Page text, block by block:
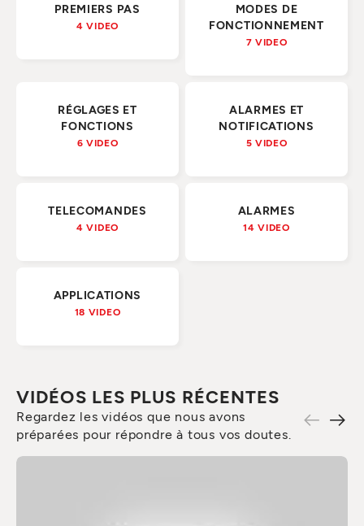
PREMIERS PAS
4 VIDEO
MODES DE
FONCTIONNEMENT
7 VIDEO
RÉGLAGES ET
FONCTIONS
6 VIDEO
ALARMES ET
NOTIFICATIONS
5 VIDEO
TELECOMANDES
4 VIDEO
ALARMES
14 VIDEO
APPLICATIONS
18 VIDEO
VIDÉOS LES PLUS RÉCENTES
Regardez les vidéos que nous avons
préparées pour répondre à tous vos doutes.